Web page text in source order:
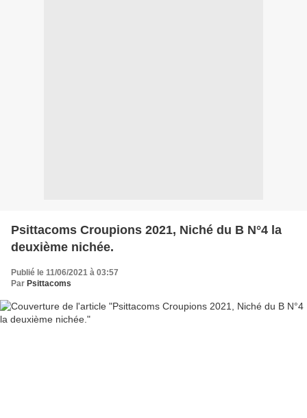
Psittacoms Croupions 2021, Niché du B N°4 la
deuxième nichée.
Publié le 11/06/2021 à 03:57
Par Psittacoms